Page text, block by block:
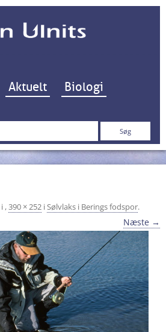
Hop til indhold
Aktuelt Biologi
i ,390 × 252 iSølvlaks i Berings fodspor.
Næste →